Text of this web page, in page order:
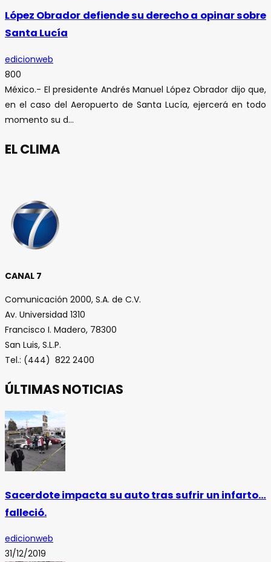
López Obrador defiende su derecho a opinar sobre
Santa Lucía
edicionweb
800
México.- El presidente Andrés Manuel López Obrador dijo que,
en el caso del Aeropuerto de Santa Lucía, ejercerá en todo
momento su d...
EL CLIMA
CANAL 7
Comunicación 2000, S.A. de C.V.
Av. Universidad 1310
Francisco I. Madero, 78300
San Luis, S.L.P.
Tel.: (444) 822 2400
ÚLTIMAS NOTICIAS
Sacerdote impacta su auto tras sufrir un infarto…
falleció.
edicionweb
31/12/2019